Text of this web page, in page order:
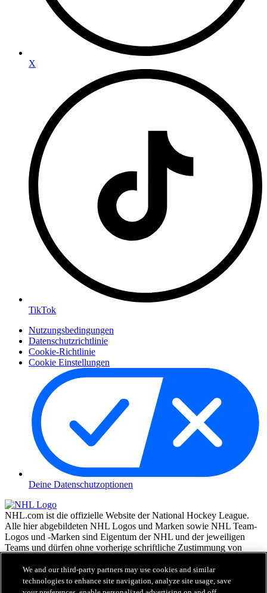
X
TikTok
Nutzungsbedingungen
Datenschutzrichtlinie
Cookie-Richtlinie
Cookie Einstellungen
Deine Datenschutzoptionen
NHL.com ist die offizielle Website der National Hockey League.
Alle hier abgebildeten NHL Logos und Marken sowie NHL Team-
Logos und -Marken sind Eigentum der NHL und der jeweiligen
Teams und dürfen ohne vorherige schriftliche Zustimmung von
Alle Rechte vorbehalten. Alle NHL Team-Trikots, die mit den
Namen und Nummern der NHL Spieler versehen sind, sind offiziell
von der NHL und der NHLPA lizenziert. Die Wortmarke Zamboni
We and our third-party partners may use cookies and similar
technologies to enhance site navigation, analyze site usage, save